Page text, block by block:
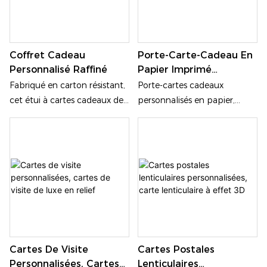
(en option).
Coffret Cadeau
Personnalisé Raffiné
Fabriqué en carton résistant,
cet étui à cartes cadeaux de
142 × 93 mm présente un
avec élégance des cartes de
visite, de crédit ou VIP NFC.
Porte-Carte-Cadeau En
Papier Imprimé
Personnalisé
Porte-cartes cadeaux
personnalisés en papier,
format sur mesure,
pour accompagner un
chèque-cadeau.
Cartes De Visite
Personnalisées, Cartes
Cartes Postales
Lenticulaires